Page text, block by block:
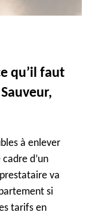
qu’il faut
à enlever
d’un
va
si
tarifs en